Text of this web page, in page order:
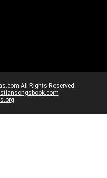
All Rights Reserved.